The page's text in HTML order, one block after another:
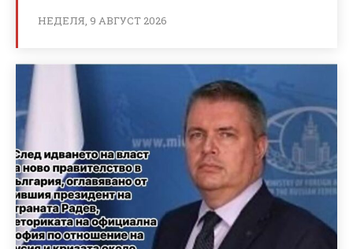
НЕДЕЛЯ, 9 АВГУСТ 2026